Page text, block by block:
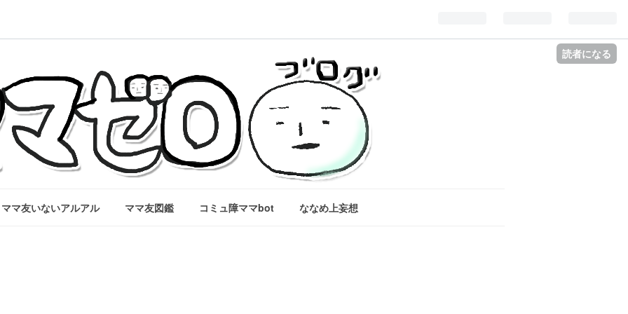
読者になる
ママ友いないアルアル ママ友図鑑 コミュ障ママbot ななめ上妄想